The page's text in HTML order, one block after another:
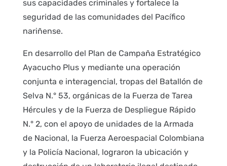
sus capacidades criminales y fortalece la
seguridad de las comunidades del Pacífico
nariñense.
En desarrollo del Plan de Campaña Estratégico
Ayacucho Plus y mediante una operación
conjunta e interagencial, tropas del Batallón de
Selva N.° 53, orgánicas de la Fuerza de Tarea
Hércules y de la Fuerza de Despliegue Rápido
N.° 2, con el apoyo de unidades de la Armada
de Nacional, la Fuerza Aeroespacial Colombiana
y la Policía Nacional, lograron la ubicación y